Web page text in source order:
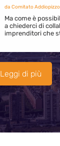
da Comitato Addiopizzo|
Ma come è
a chiederci di
imprenditori che
Leggi di più